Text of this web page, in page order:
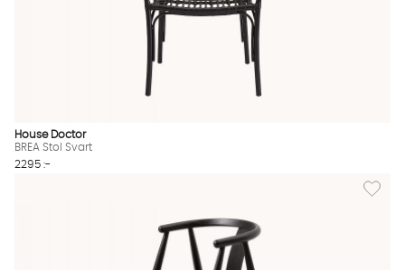
House Doctor
BREA Stol Svart
2295 :-
Lägg